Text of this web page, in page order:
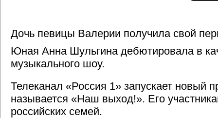
Дочь певицы Валерии получила свой
Юная Анна Шульгина дебютировала в
музыкального шоу.
Телеканал «Россия 1» запускает новый
называется «Наш выход!». Его
российских семей.